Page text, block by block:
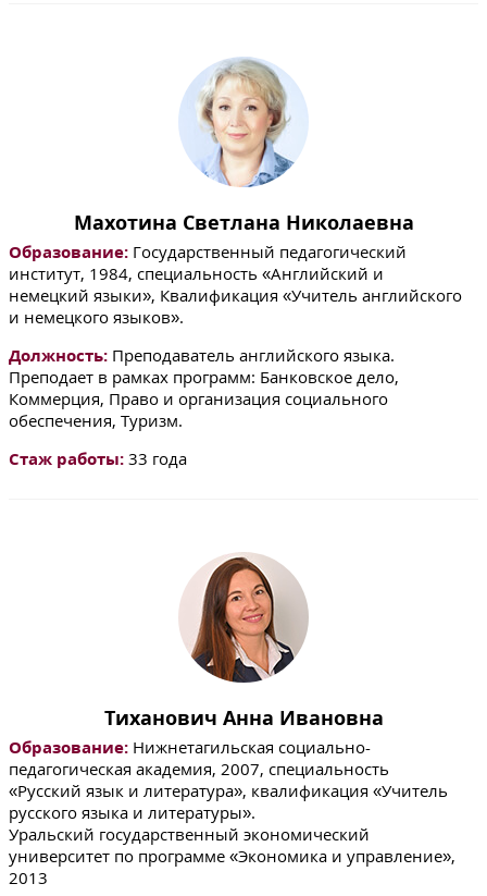
Махотина Светлана Николаевна
Образование: Государственный педагогический
институт, 1984, специальность «Английский и
немецкий языки», Квалификация «Учитель английского
и немецкого языков».
Должность: Преподаватель английского языка.
Преподает в рамках программ: Банковское дело,
Коммерция, Право и организация социального
обеспечения, Туризм.
Стаж работы: 33 года
Тиханович Анна Ивановна
Образование: Нижнетагильская социально-
педагогическая академия, 2007, специальность
«Русский язык и литература», квалификация «Учитель
русского языка и литературы».
Уральский государственный экономический
университет по программе «Экономика и управление»,
2013